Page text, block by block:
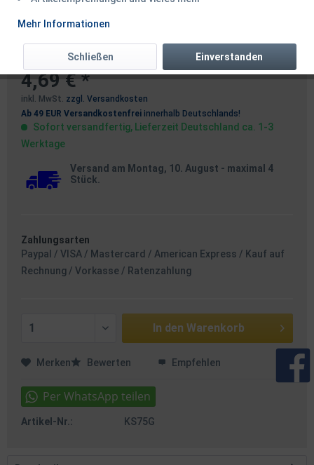
Green 0,7mm x 0,3mm 1,5m
4,69 € *
inkl. MwSt. zzgl. Versandkosten
Ab 49 EUR Versandkostenfrei innerhalb Deutschlands!
Sofort versandfertig, Lieferzeit Deutschland ca. 1-3
Werktage
Versand am Montag, 10. August - maximal 4
Stück.
Zahlungsarten
Paypal / VISA / Mastercard / American Express / Kauf auf
Rechnung / Vorkasse / Ratenzahlung
In den Warenkorb
Merken Bewerten Empfehlen
Artikel-Nr.: KS75G
Mehr Informationen
Einverstanden
Schließen